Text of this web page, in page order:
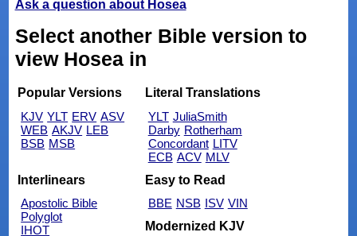
Ask a question about Hosea
Select another Bible version to
view Hosea in
Popular Versions
KJV YLT ERV ASV
WEB AKJV LEB
BSB MSB
Literal Translations
YLT JuliaSmith
Darby Rotherham
Concordant LITV
ECB ACV MLV
Interlinears
Apostolic Bible
Polyglot
IHOT
Easy to Read
BBE NSB ISV VIN
Modernized KJV